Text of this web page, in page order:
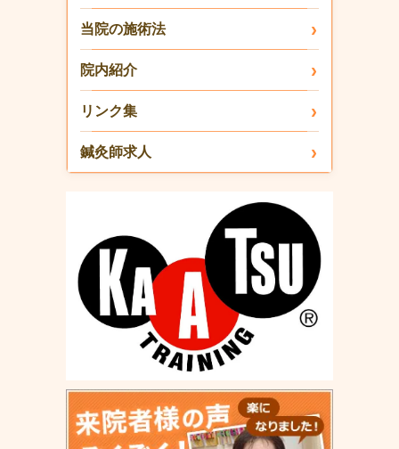
当院の施術法
院内紹介
リンク集
鍼灸師求人